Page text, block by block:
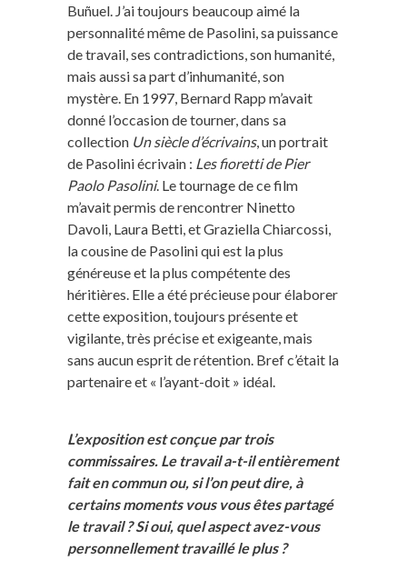
Buñuel. J’ai toujours beaucoup aimé la
personnalité même de Pasolini, sa puissance
de travail, ses contradictions, son humanité,
mais aussi sa part d’inhumanité, son
mystère. En 1997, Bernard Rapp m’avait
donné l’occasion de tourner, dans sa
collection Un siècle d’écrivains, un portrait
de Pasolini écrivain : Les fioretti de Pier
Paolo Pasolini. Le tournage de ce film
m’avait permis de rencontrer Ninetto
Davoli, Laura Betti, et Graziella Chiarcossi,
la cousine de Pasolini qui est la plus
généreuse et la plus compétente des
héritières. Elle a été précieuse pour élaborer
cette exposition, toujours présente et
vigilante, très précise et exigeante, mais
sans aucun esprit de rétention. Bref c’était la
partenaire et « l’ayant-doit » idéal.
L’exposition est conçue par trois
commissaires. Le travail a-t-il entièrement
fait en commun ou, si l’on peut dire, à
certains moments vous vous êtes partagé
le travail ? Si oui, quel aspect avez-vous
personnellement travaillé le plus ?